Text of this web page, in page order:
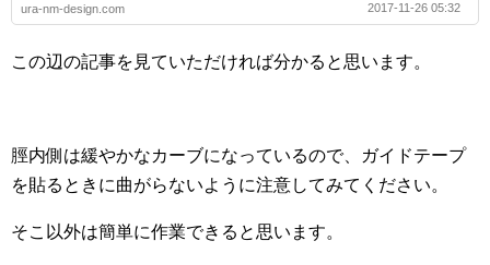
ura-nm-design.com 2017-11-26 05:32
この辺の記事を見ていただければ分かると思います。
脛内側は緩やかなカーブになっているので、ガイドテープ
を貼るときに曲がらないように注意してみてください。
そこ以外は簡単に作業できると思います。